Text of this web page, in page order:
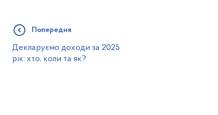
Попередня
Декларуємо доходи за 2025
рік: хто, коли та як?